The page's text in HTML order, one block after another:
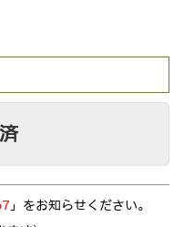
」をお知らせください。